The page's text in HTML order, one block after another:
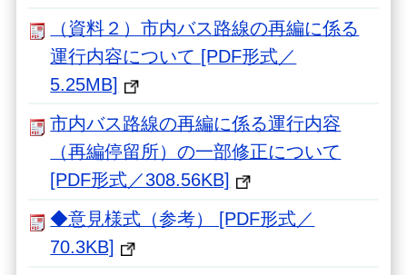
（資料２）市内バス路線の再編に係る
運行内容について [PDF形式／
5.25MB]
市内バス路線の再編に係る運行内容
（再編停留所）の一部修正について
[PDF形式／308.56KB]
◆意見様式（参考） [PDF形式／
70.3KB]